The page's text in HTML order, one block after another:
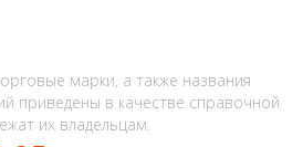
марки, а также названия
приведены в качестве справочной
их владельцам.